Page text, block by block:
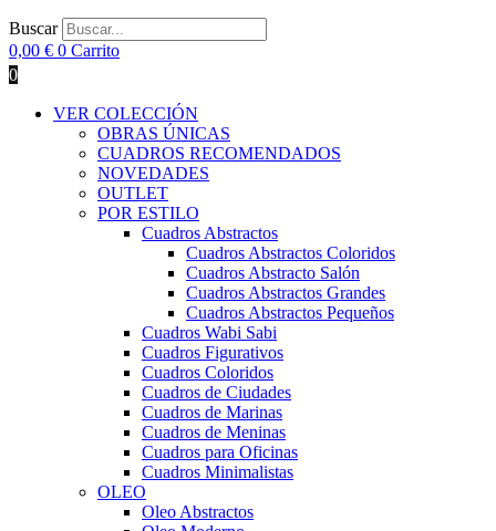
Buscar
0,00 € 0 Carrito
0
VER COLECCIÓN
OBRAS ÚNICAS
CUADROS RECOMENDADOS
NOVEDADES
OUTLET
POR ESTILO
Cuadros Abstractos
Cuadros Abstractos Coloridos
Cuadros Abstracto Salón
Cuadros Abstractos Grandes
Cuadros Abstractos Pequeños
Cuadros Wabi Sabi
Cuadros Figurativos
Cuadros Coloridos
Cuadros de Ciudades
Cuadros de Marinas
Cuadros de Meninas
Cuadros para Oficinas
Cuadros Minimalistas
OLEO
Oleo Abstractos